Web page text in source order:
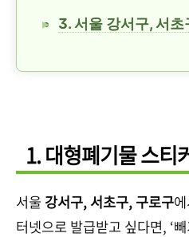
3. 서울 강서구, 서초
1. 대형폐기물 스티
서울 강서구, 서초구, 구로구
터넷으로 발급받고 싶다면, ‘